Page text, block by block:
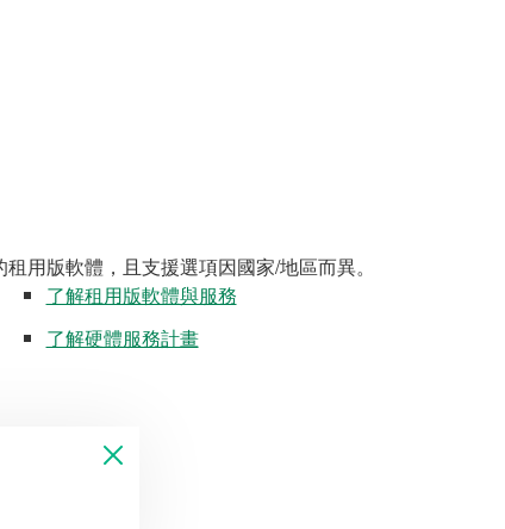
用版軟體，且支援選項因國家/地區而異。
了解租用版軟體與服務
了解硬體服務計畫